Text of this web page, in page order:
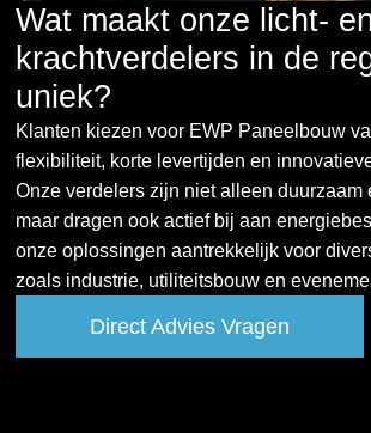
Wat maakt onze licht-
krachtverdelers in de
uniek?
Klanten kiezen voor EWP Paneelbouw
flexibiliteit, korte levertijden en
Onze verdelers zijn niet alleen duurzaam
maar dragen ook actief bij aan
onze oplossingen aantrekkelijk voor
zoals industrie, utiliteitsbouw en
Direct Advies Vragen